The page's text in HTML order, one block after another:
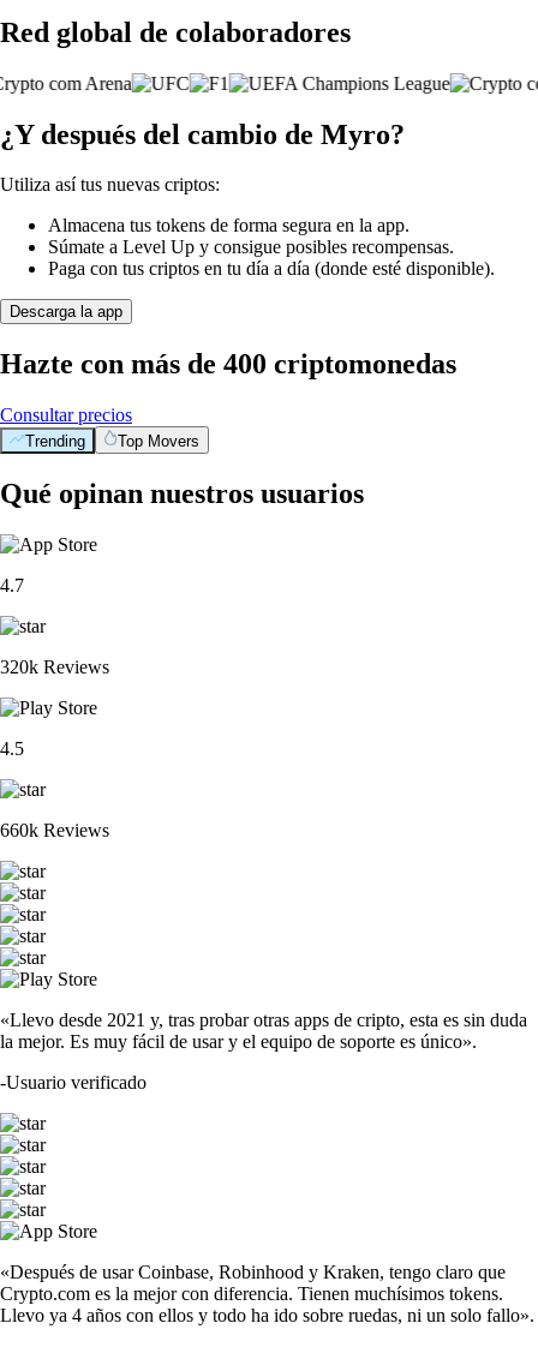
Red global de colaboradores
¿Y después del cambio de Myro?
Utiliza así tus nuevas criptos:
Almacena tus tokens de forma segura en la app.
Súmate a Level Up y consigue posibles recompensas.
Paga con tus criptos en tu día a día (donde esté disponible).
Descarga la app
Hazte con más de 400 criptomonedas
Consultar precios
Trending Top Movers
Qué opinan nuestros usuarios
4.7
320k Reviews
4.5
660k Reviews
«Llevo desde 2021 y, tras probar otras apps de cripto, esta es sin duda
la mejor. Es muy fácil de usar y el equipo de soporte es único».
-Usuario verificado
«Después de usar Coinbase, Robinhood y Kraken, tengo claro que
Crypto.com es la mejor con diferencia. Tienen muchísimos tokens.
Llevo ya 4 años con ellos y todo ha ido sobre ruedas, ni un solo fallo».